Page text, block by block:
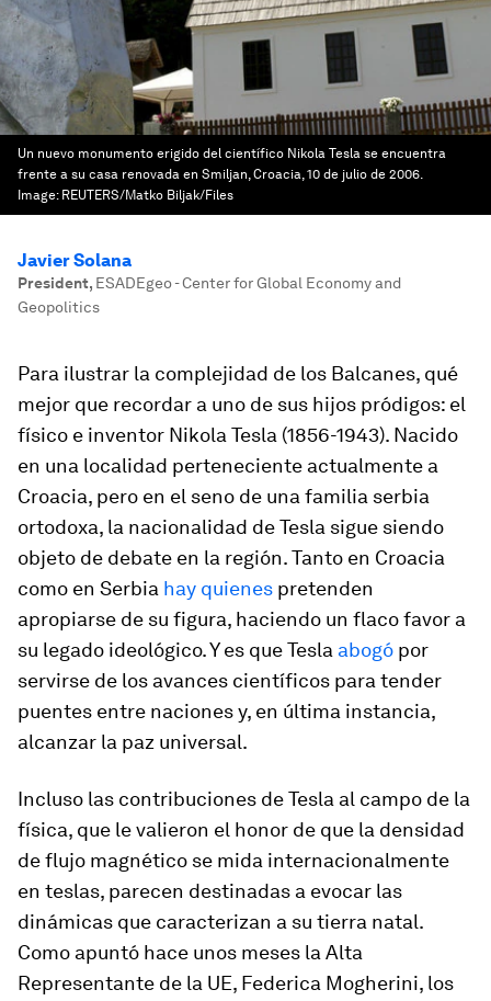
Un nuevo monumento erigido del científico Nikola Tesla se encuentra
frente a su casa renovada en Smiljan, Croacia, 10 de julio de 2006.
Image: REUTERS/Matko Biljak/Files
Javier Solana
President, ESADEgeo - Center for Global Economy and
Geopolitics
Para ilustrar la complejidad de los Balcanes, qué
mejor que recordar a uno de sus hijos pródigos: el
físico e inventor Nikola Tesla (1856-1943). Nacido
en una localidad perteneciente actualmente a
Croacia, pero en el seno de una familia serbia
ortodoxa, la nacionalidad de Tesla sigue siendo
objeto de debate en la región. Tanto en Croacia
como en Serbia hay quienes pretenden
apropiarse de su figura, haciendo un flaco favor a
su legado ideológico. Y es que Tesla abogó por
servirse de los avances científicos para tender
puentes entre naciones y, en última instancia,
alcanzar la paz universal.
Incluso las contribuciones de Tesla al campo de la
física, que le valieron el honor de que la densidad
de flujo magnético se mida internacionalmente
en teslas, parecen destinadas a evocar las
dinámicas que caracterizan a su tierra natal.
Como apuntó hace unos meses la Alta
Representante de la UE, Federica Mogherini, los